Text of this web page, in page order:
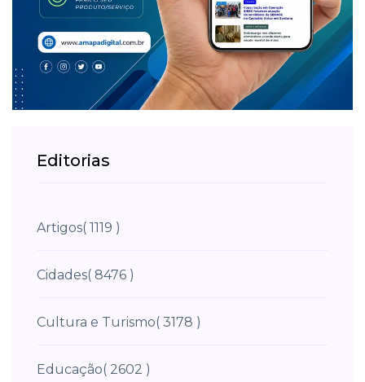
Editorias
Artigos( 1119 )
Cidades( 8476 )
Cultura e Turismo( 3178 )
Educação( 2602 )